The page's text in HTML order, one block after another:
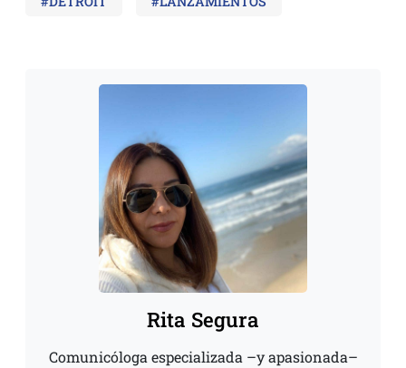
Rita Segura
Comunicóloga especializada –y apasionada–